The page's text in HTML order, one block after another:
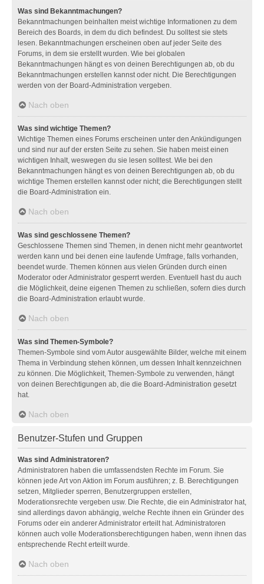
Was sind Bekanntmachungen?
Bekanntmachungen beinhalten meist wichtige Informationen zu dem
Bereich des Boards, in dem du dich befindest. Du solltest sie stets
lesen. Bekanntmachungen erscheinen oben auf jeder Seite des
Forums, in dem sie erstellt wurden. Wie bei globalen
Bekanntmachungen hängt es von deinen Berechtigungen ab, ob du
Bekanntmachungen erstellen kannst oder nicht. Die Berechtigungen
werden von der Board-Administration vergeben.
Nach oben
Was sind wichtige Themen?
Wichtige Themen eines Forums erscheinen unter den Ankündigungen
und sind nur auf der ersten Seite zu sehen. Sie haben meist einen
wichtigen Inhalt, weswegen du sie lesen solltest. Wie bei den
Bekanntmachungen hängt es von deinen Berechtigungen ab, ob du
wichtige Themen erstellen kannst oder nicht; die Berechtigungen stellt
die Board-Administration ein.
Nach oben
Was sind geschlossene Themen?
Geschlossene Themen sind Themen, in denen nicht mehr geantwortet
werden kann und bei denen eine laufende Umfrage, falls vorhanden,
beendet wurde. Themen können aus vielen Gründen durch einen
Moderator oder Administrator gesperrt werden. Eventuell hast du auch
die Möglichkeit, deine eigenen Themen zu schließen, sofern dies durch
die Board-Administration erlaubt wurde.
Nach oben
Was sind Themen-Symbole?
Themen-Symbole sind vom Autor ausgewählte Bilder, welche mit einem
Thema in Verbindung stehen können, um dessen Inhalt kennzeichnen
zu können. Die Möglichkeit, Themen-Symbole zu verwenden, hängt
von deinen Berechtigungen ab, die die Board-Administration gesetzt
hat.
Nach oben
Benutzer-Stufen und Gruppen
Was sind Administratoren?
Administratoren haben die umfassendsten Rechte im Forum. Sie
können jede Art von Aktion im Forum ausführen; z. B. Berechtigungen
setzen, Mitglieder sperren, Benutzergruppen erstellen,
Moderationsrechte vergeben usw. Die Rechte, die ein Administrator hat,
sind allerdings davon abhängig, welche Rechte ihnen ein Gründer des
Forums oder ein anderer Administrator erteilt hat. Administratoren
können auch volle Moderationsberechtigungen haben, wenn ihnen das
entsprechende Recht erteilt wurde.
Nach oben